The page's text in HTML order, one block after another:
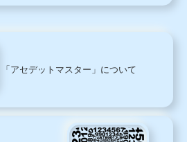
「アセデットマスター」について